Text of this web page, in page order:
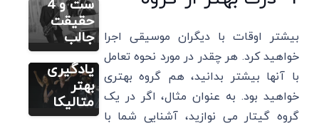
بیشتر اوقات با دیگران موسیقی اجرا
خواهید کرد. هر چقدر در مورد نحوه تعامل
با آنها بیشتر بدانید، هم گروه بهتری
خواهید بود. به عنوان مثال، اگر در یک
گروه گیتار می نوازید، آشنایی شما با
ست و 4
حقیقت
جالب
متالیکا
اجرا کنیم؟
7 ترفند
برای
یادگیری
بهتر
متالیکا